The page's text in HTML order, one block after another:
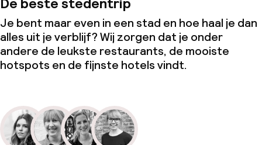
Je bent maar even in een stad en hoe haal je dan
alles uit je verblijf? Wij zorgen dat je onder
andere de leukste restaurants, de mooiste
hotspots en de fijnste hotels vindt.